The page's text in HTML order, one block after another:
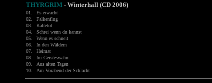
THYRGRIM - Winterhall (CD 2006)
01. Es erwacht
02. Falkenflug
03.
Kältetot
04.
Schrei wenn du kannst
05.
Wenn es schneit
06.
In den Wäldern
07.
Heimat
08.
Im Geisteswahn
09.
Aus alten Tagen
10.
Am Vorabend der Schlacht